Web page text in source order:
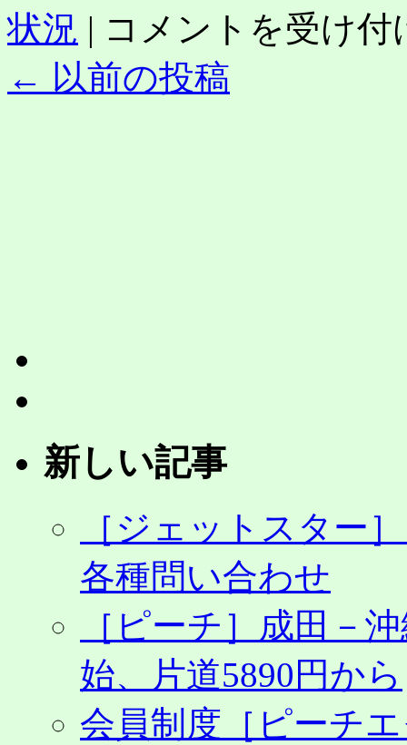
状況 |
よ
る
対
便
は
利
で
き
ず。
WEB・
電
話
で
コメントを受け
← 以前の投稿
新しい記事
［ジェットスター
各種問い合わせ
［ピーチ］成田－
始、片道5890円から
会員制度［ピーチ